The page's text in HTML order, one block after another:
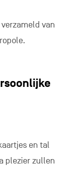
van
en tal
plezier zullen